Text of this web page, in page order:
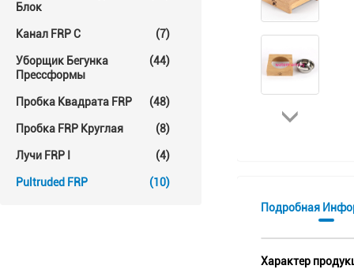
Блок
Канал FRP C (7)
Уборщик Бегунка
Прессформы
(44)
Пробка Квадрата FRP (48)
Пробка FRP Круглая (8)
Лучи FRP I (4)
Pultruded FRP
(10)
Подробная
Характер